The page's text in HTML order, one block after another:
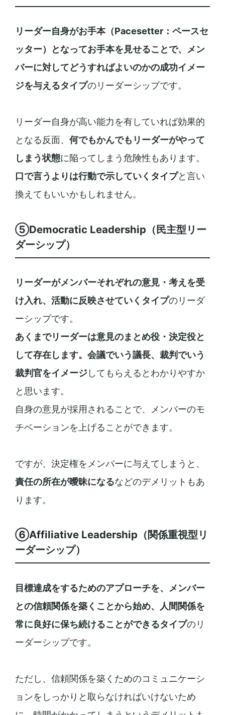
リーダー自身がお手本（Pacesetter：ペースセ
ッター）となってお手本を見せることで、メン
バーに対してどうすればよいのかの成功イメー
ジを与えるタイプのリーダーシップです。
リーダー自身が高い能力を有していれば効果的
となる反面、 何でもかんでもリーダーがやって
しまう状態に陥ってしまう危険性もあります。
口で言うよりは行動で示していくタイプと言い
換えてもいいかもしれません。
⑤Democratic Leadership（民主型リー
ダーシップ）
リーダーがメンバーそれぞれの意見・考えを受
け入れ、活動に反映させていくタイプのリーダ
ーシップです。
あくまでリーダーは意見のまとめ役・決定役と
して存在します。 会議でいう議長、裁判でいう
裁判官をイメージしてもらえるとわかりやすか
と思います。
自身の意見が採用されることで、メンバーのモ
チベーションを上げることができます。
ですが、決定権をメンバーに与えてしまうと、
責任の所在が曖昧になるなどのデメリットもあ
ります。
⑥Affiliative Leadership（関係重視型リ
ーダーシップ）
目標達成をするためのアプローチを、メンバー
との信頼関係を築くことから始め、人間関係を
常に良好に保ち続けることができるタイプのリ
ーダーシップです。
ただし、信頼関係を築くためのコミュニケーシ
ョンをしっかりと取らなければいけないため